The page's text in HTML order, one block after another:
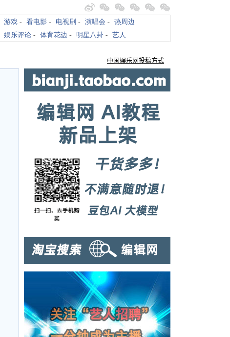
游戏 - 看电影 - 电视剧 - 演唱会 - 热周边
娱乐评论 - 体育花边 - 明星八卦 - 艺人